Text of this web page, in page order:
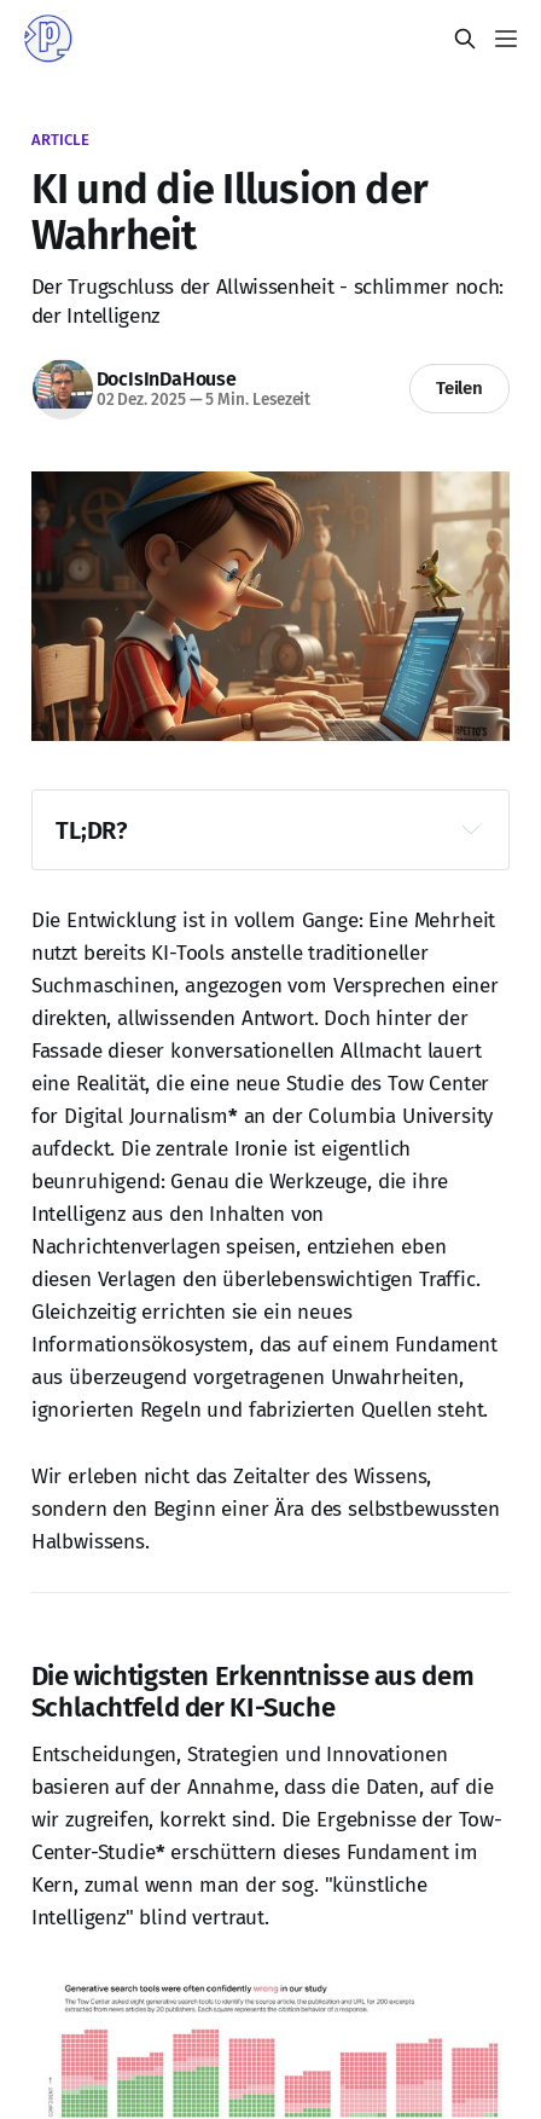
ARTICLE
KI und die Illusion der
Wahrheit
Der Trugschluss der Allwissenheit - schlimmer noch:
der Intelligenz
DocIsInDaHouse
02 Dez. 2025—5 Min. Lesezeit
Teilen
TL;DR?
Promptcast
Die Entwicklung ist in vollem Gange: Eine Mehrheit
nutzt bereits KI-Tools anstelle traditioneller
Suchmaschinen, angezogen vom Versprechen einer
direkten, allwissenden Antwort. Doch hinter der
Fassade dieser konversationellen Allmacht lauert
eine Realität, die eine neue Studie des Tow Center
for Digital Journalism*an der Columbia University
aufdeckt. Die zentrale Ironie ist eigentlich
beunruhigend: Genau die Werkzeuge, die ihre
Intelligenz aus den Inhalten von
Nachrichtenverlagen speisen, entziehen eben
diesen Verlagen den überlebenswichtigen Traffic.
Gleichzeitig errichten sie ein neues
Informationsökosystem, das auf einem Fundament
aus überzeugend vorgetragenen Unwahrheiten,
ignorierten Regeln und fabrizierten Quellen steht.
Wir erleben nicht das Zeitalter des Wissens,
sondern den Beginn einer Ära des selbstbewussten
Halbwissens.
Die wichtigsten Erkenntnisse aus dem
Schlachtfeld der KI-Suche
Entscheidungen, Strategien und Innovationen
basieren auf der Annahme, dass die Daten, auf die
wir zugreifen, korrekt sind. Die Ergebnisse der Tow-
Center-Studie*erschüttern dieses Fundament im
Kern, zumal wenn man der sog. "künstliche
Intelligenz" blind vertraut.